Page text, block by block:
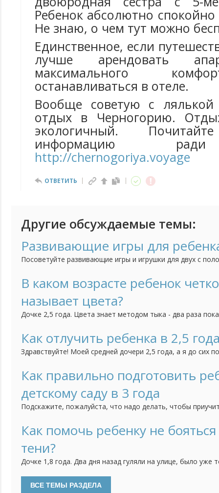
Ребенок абсолютно спокойно
Не знаю, о чем тут можно
Единственное, если
лучше арендовать
максимального
останавливаться в отеле.
Вообще советую с лялькой
отдых в Черногорию.
экологичный.
информацию
http://chernogoriya.voyage
ОТВЕТИТЬ
Другие обсуждаемые темы:
Развивающие игры для
Посоветуйте развивающие игры и игрушки для двух с
В каком возрасте ребенок
называет цвета?
Дочке 2,5 года. Цвета знает методом тыка - два раза
все остальные у нее синий, оранжевый. На наводящие
цвет как солнышко - отвечает "желтый" и др.).
Как отлучить ребенка в 2,5
Здравствуйте! Моей средней дочери 2,5 года, а я до сих
бросит. Всю беременность прососала, не отвыкла она и
(третье кесарево) и даже. когда нас с малышкой на 10
Как правильно подготовить
детскому саду в 3 года
Подскажите, пожалуйста, что надо делать, чтобы
сад, поскольку мне пора уже выходить на работу.
ребенок уже мог самостоятельно кушать, садиться на
Как помочь ребенку не
тени?
Дочке 1,8 года. Два дня назад гуляли на улице, было уже
поиграть с тенью, потрогать и т.д. не помогли. И вот
дома - как только видит тень, сразу бежит на диван, на